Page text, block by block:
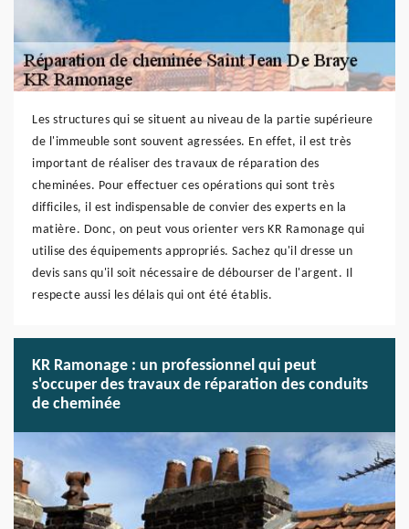
Les structures qui se situent au niveau de la partie supérieure
de l'immeuble sont souvent agressées. En effet, il est très
important de réaliser des travaux de réparation des
cheminées. Pour effectuer ces opérations qui sont très
difficiles, il est indispensable de convier des experts en la
matière. Donc, on peut vous orienter vers KR Ramonage qui
utilise des équipements appropriés. Sachez qu'il dresse un
devis sans qu'il soit nécessaire de débourser de l'argent. Il
respecte aussi les délais qui ont été établis.
KR Ramonage : un professionnel qui peut
s'occuper des travaux de réparation des conduits
de cheminée